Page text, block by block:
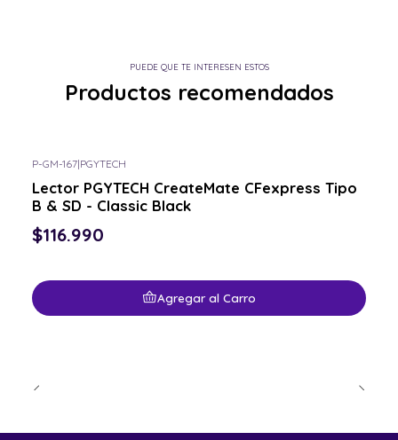
PUEDE QUE TE INTERESEN ESTOS
Productos recomendados
P-GM-167|PGYTECH
Lector PGYTECH CreateMate CFexpress Tipo
B & SD - Classic Black
$116.990
Agregar al Carro